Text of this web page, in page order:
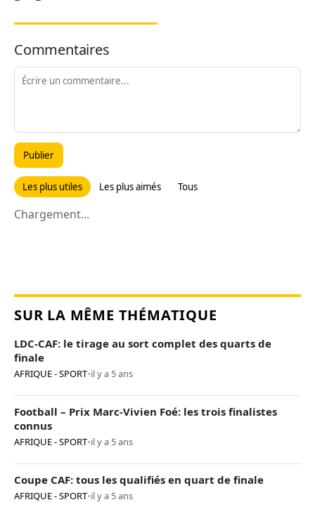
Commentaires
Publier
Les plus utiles Les plus aimés Tous
Chargement...
SUR LA MÊME THÉMATIQUE
LDC-CAF: le tirage au sort complet des quarts de
finale
AFRIQUE - SPORT•il y a 5 ans
Football – Prix Marc-Vivien Foé: les trois finalistes
connus
AFRIQUE - SPORT•il y a 5 ans
Coupe CAF: tous les qualifiés en quart de finale
AFRIQUE - SPORT•il y a 5 ans